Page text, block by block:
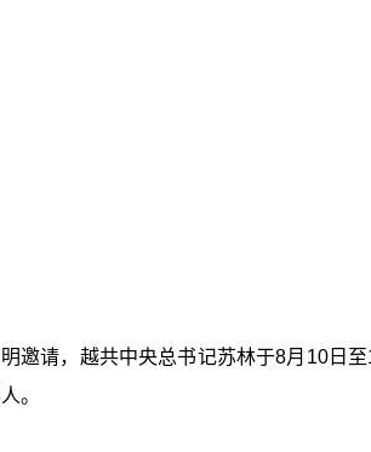
邀请，越共中央总书记苏林于8月10日
。